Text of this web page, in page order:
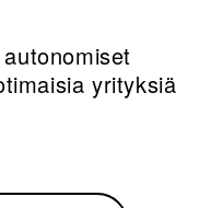
yrityksiä